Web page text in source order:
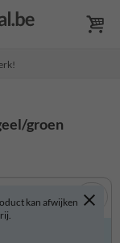
groen
kan afwijken